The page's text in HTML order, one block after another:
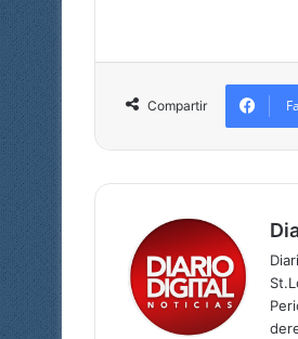
Compartir